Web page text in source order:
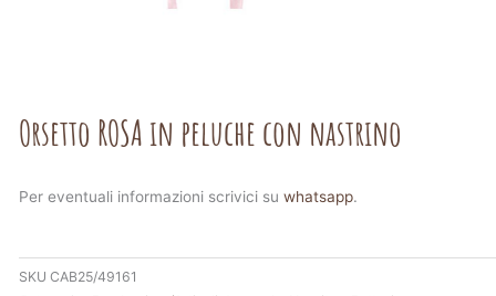
Orsetto ROSA in peluche con nastrino
Per eventuali informazioni scrivici su whatsapp.
SKU CAB25/49161